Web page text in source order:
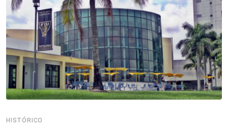
o
k
r I
n
e
s
s p
p
HISTÓRICO